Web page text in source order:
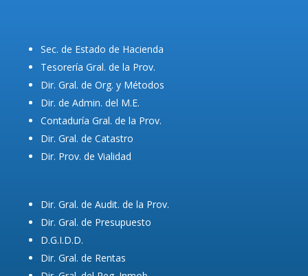
Sec. de Estado de Hacienda
Tesorería Gral. de la Prov.
Dir. Gral. de Org. y Métodos
Dir. de Admin. del M.E.
Contaduría Gral. de la Prov.
Dir. Gral. de Catastro
Dir. Prov. de Vialidad
Dir. Gral. de Audit. de la Prov.
Dir. Gral. de Presupuesto
D.G.I.D.D.
Dir. Gral. de Rentas